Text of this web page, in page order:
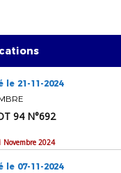
le 21-11-2024
94 N°692
Novembre 2024
le 07-11-2024